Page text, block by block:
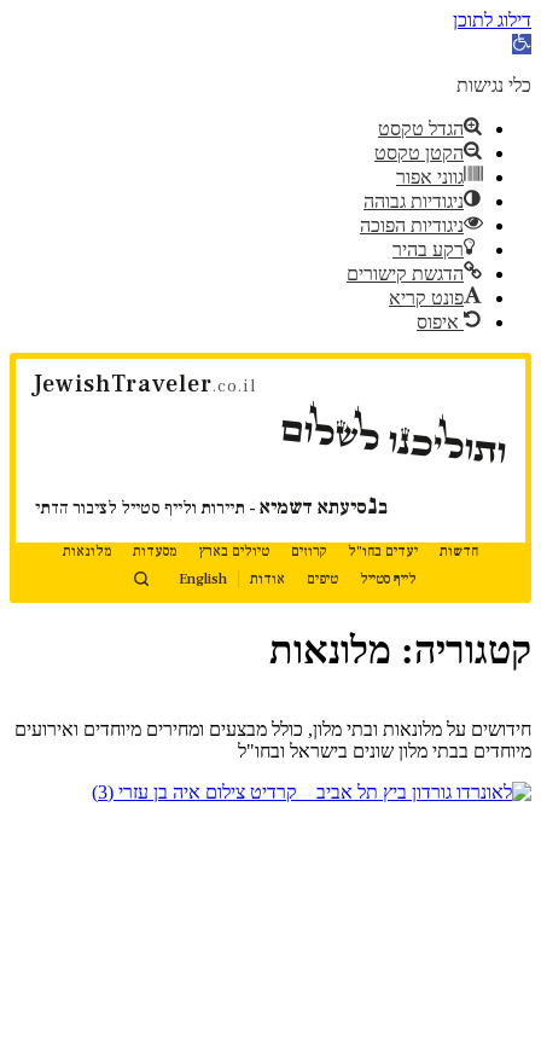
דילוג לתוכן
פתח
נגישות
כלי נגישות
הגדל טקסט
הקטן טקסט
גווני אפור
ניגודיות גבוהה
ניגודיות הפוכה
רקע בהיר
הדגשת קישורים
פונט קריא
איפוס
דלג
JewishTraveler.co.il
ותוליכנו לשלום
בנסיעתא דשמיא - תיירות ולייף סטייל לציבור הדתי
חדשות יעדים בחו"ל קרוזים טיולים בארץ מסעדות
מלונאות
לייף סטייל
טיפים אודות English
קטגוריה: מלונאות
מבצעי חג ברשת מלונות פתאל
לקראת חגי תשרי
לקראת חגי תשרי, רשת מלונות פתאל משיקה מבצעי חג במגוון מלונות
ברחבי הארץ, עם הנחות של עד 20% למשפחות ולזוגות...
חידושים על מלונאות ובתי מלון, כולל מבצעים ומחירים מיוחדים ואירועים
מיוחדים בבתי מלון שונים בישראל ובחו"ל